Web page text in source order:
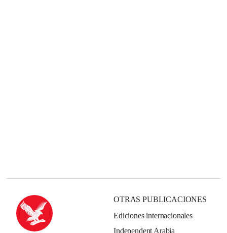
OTRAS PUBLICACIONES
Ediciones internacionales
Independent Arabia